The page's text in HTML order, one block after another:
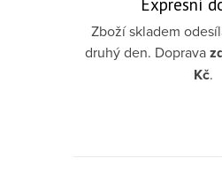
Expresní
Zboží skladem
druhý den. Doprava
Kč.